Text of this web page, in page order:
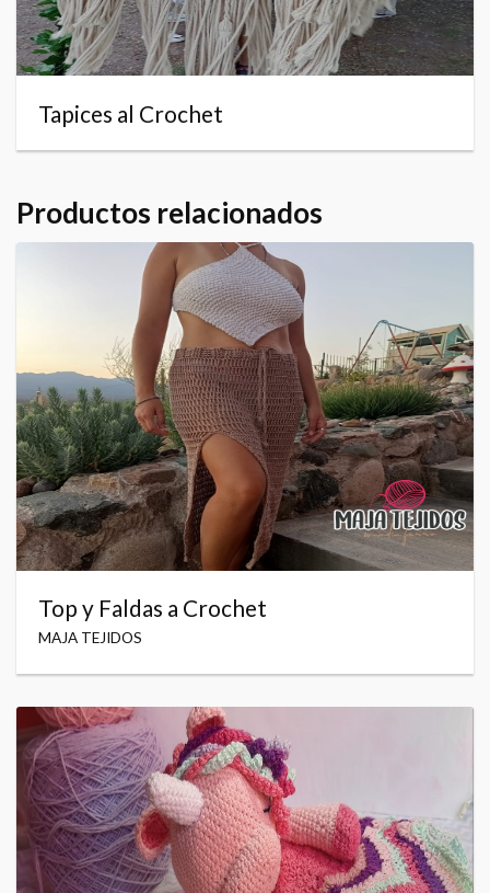
Tapices al Crochet
Productos relacionados
Top y Faldas a Crochet
MAJA TEJIDOS